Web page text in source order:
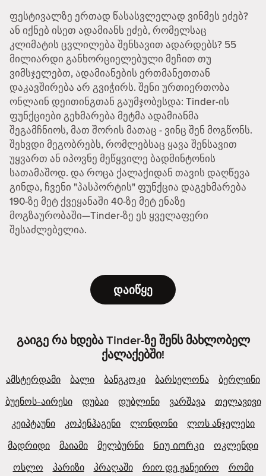
ფესტივალზე ერთად წასასვლელად ვინმეს ეძებ?
ან იქნებ ისეთ ადამიანს ეძებ, რომელსაც
კლიმატის ცვლილება შენსავით ადარდებს? 55
მილიარდი განხორციელებული მეჩით თუ
ვიმსჯელებთ, ადამიანების ერთმანეთთან
დაკავშირება არ გვიჭირს. შენი ურთიერთობა
ონლაინ დეითინგთან გაუმჯობესდა: Tinder-ის
ფუნქციები გეხმარება მეტმა ადამიანმა
შეგამჩნიოს, მათ შორის მათაც - ვინც შენ მოგწონს.
შეხვდი მეგობრებს, რომლებსაც ყავა შენსავით
უყვართ ან იპოვნე მეწყვილე ბადმინტონის
სათამაშოდ. და როცა ქალაქიდან თავის დაღწევა
გინდა, ჩვენი "პასპორტის" ფუნქცია დაგეხმარება
190-ზე მეტ ქვეყანაში 40-ზე მეტ ენაზე
მოგზაურობაში—Tinder-ზე ეს ყველაფერი
შესაძლებელია.
დაიწყე
გაიგე რა ხდება Tinder-ზე შენს მახლობელ
ქალაქებში!
ამსტერდამი ბალი ბანგკოკი ბარსელონა
ბერლინი
ბუენოს-აირესი
დუბაი დუბლინი ვარშავა
თელავივი
კეიპტაუნი
კოპენჰაგენი ლონდონი
ლოს ანჯელესი
მადრიდი
მაიამი მელბურნი Ნიუ იორკი
ოკლენდი
ოსლო
პარიზი პრაღაში რიო დე ჟანეირო
რომი